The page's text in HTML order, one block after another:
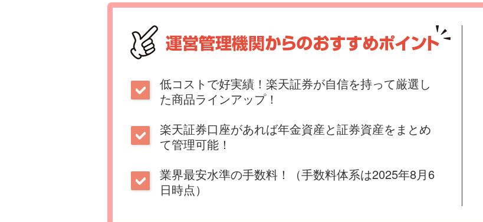
低コストで好実績！楽天証券が自信を持って厳選し
た商品ラインアップ！
楽天証券口座があれば年金資産と証券資産をまとめ
て管理可能！
業界最安水準の手数料！（手数料体系は2025年8月6
日時点）